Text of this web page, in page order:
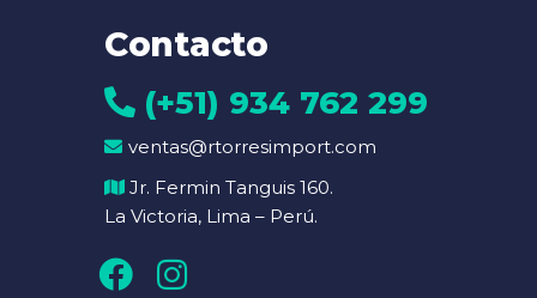
Contacto
(+51) 934 762 299
ventas@rtorresimport.com
Jr. Fermin Tanguis 160.
La Victoria, Lima – Perú.